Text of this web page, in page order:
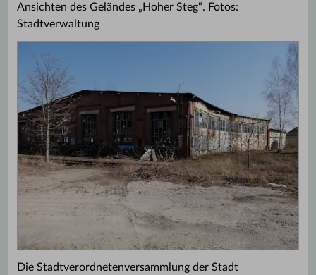
Ansichten des Geländes „Hoher Steg“. Fotos:
Stadtverwaltung
Die Stadtverordnetenversammlung der Stadt